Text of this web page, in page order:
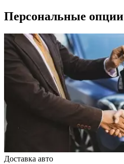
Персональные опции
Доставка авто